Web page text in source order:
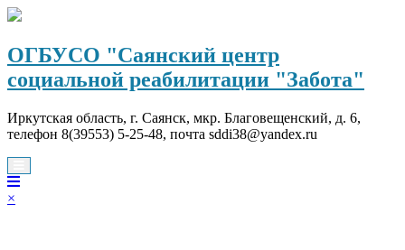
Перейти
содержимому
ОГБУСО "Саянский центр
социальной реабилитации "Забота"
Иркутская область, г. Саянск, мкр. Благовещенский, д. 6,
телефон 8(39553) 5-25-48, почта sddi38@yandex.ru
×